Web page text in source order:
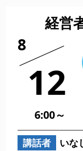
経営
8
12
6:00～
講話者
い